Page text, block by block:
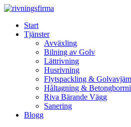
Skip
contentStart
Tjänster
Avväxling
Bilning av Golv
Lättrivning
Husrivning
Flytspackling &
Håltagning &
Riva Bärande Vägg
Sanering
Blogg